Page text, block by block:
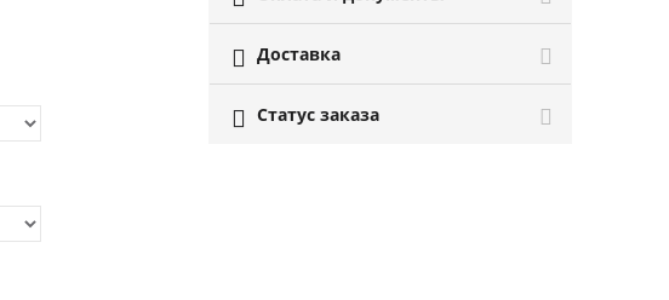
 Доставка
 Статус заказа